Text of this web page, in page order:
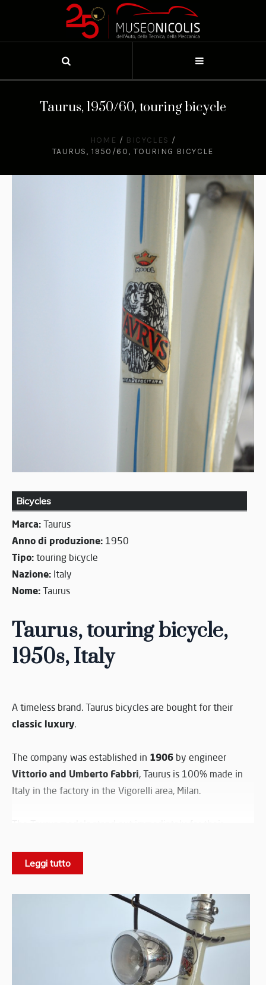
Taurus, 1950/60, touring bicycle
HOME / BICYCLES /
TAURUS, 1950/60, TOURING BICYCLE
Bicycles
Marca: Taurus
Anno di produzione: 1950
Tipo: touring bicycle
Nazione: Italy
Nome: Taurus
Taurus, touring bicycle,
1950s, Italy
A timeless brand. Taurus bicycles are bought for their
classic luxury.
The company was established in 1906 by engineer
Vittorio and Umberto Fabbri, Taurus is 100% made in
Italy in the factory in the Vigorelli area, Milan.
their strongly connotative technical characteristics, such
as the hand-held brakes and curvilinear pedals
distinctive sign of Most luxurious and avant-garde models
Source: www.taurus1908.com/storia/
and www.giroditaliadepoca.eu
Leggi tutto